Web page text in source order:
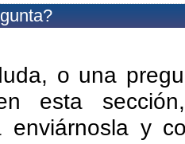
o una
esta
enviárnosla y